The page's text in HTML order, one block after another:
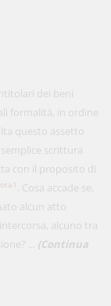
dei beni
formalità, in ordine
questo assetto
scrittura
con il proposito di
. Cosa accade se,
alcun atto
alcuno tra
... (Continua